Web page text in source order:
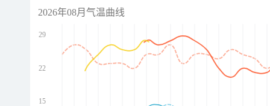
2026年08月气温曲线
29
22
15